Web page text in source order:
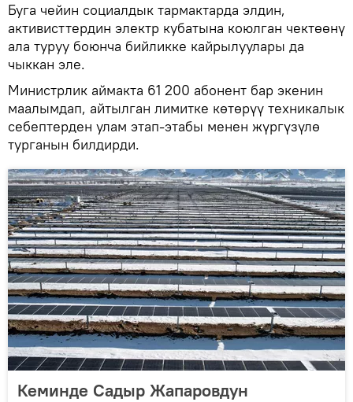
Буга чейин социалдык тармактарда элдин,
активисттердин электр кубатына коюлган чектөөнү
ала туруу боюнча бийликке кайрылуулары да
чыккан эле.
Министрлик аймакта 61 200 абонент бар экенин
маалымдап, айтылган лимитке көтөрүү техникалык
себептерден улам этап-этабы менен жүргүзүлө
турганын билдирди.
Кеминде Садыр Жапаровдун